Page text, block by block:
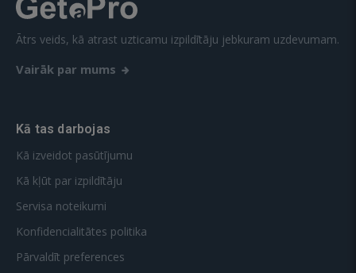
Ātrs veids, kā atrast uzticamu izpildītāju jebkuram uzdevumam.
Vairāk par mums
Kā tas darbojas
Kā izveidot pasūtījumu
Kā kļūt par izpildītāju
Servisa noteikumi
Konfidencialitātes politika
Pārvaldīt preferences